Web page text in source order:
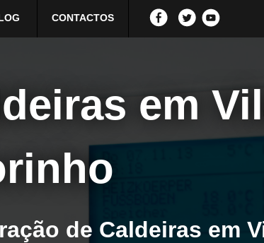
CONTACTOS
em
de Caldeiras em